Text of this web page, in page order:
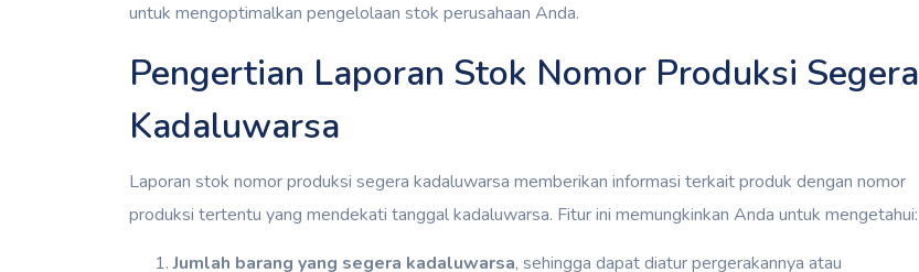
untuk mengoptimalkan pengelolaan stok perusahaan Anda.
Pengertian Laporan Stok Nomor Produksi Segera
Kadaluwarsa
Laporan stok nomor produksi segera kadaluwarsa memberikan informasi terkait produk dengan nomor
produksi tertentu yang mendekati tanggal kadaluwarsa. Fitur ini memungkinkan Anda untuk mengetahui:
Jumlah barang yang segera kadaluwarsa, sehingga dapat diatur pergerakannya atau